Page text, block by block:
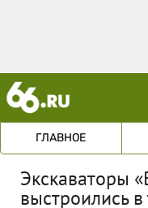
ГЛАВНОЕ
Экскаваторы
выстроились